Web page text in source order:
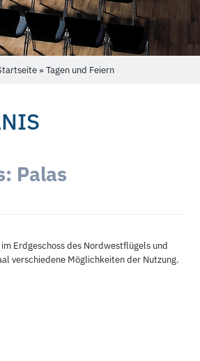
» Tagen und Feiern
Palas
Erdgeschoss des Nordwestflügels und
verschiedene Möglichkeiten der Nutzung.